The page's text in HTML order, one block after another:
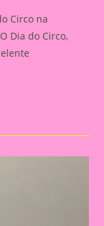
Circo na
Dia do Circo,